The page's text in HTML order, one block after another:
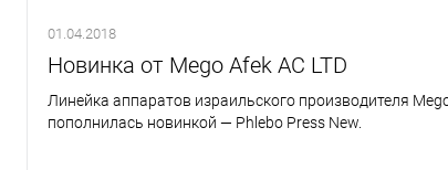
01.04.2018
Новинка от Mego Afek AC LTD
Линейка аппаратов израильского производителя
пополнилась новинкой — Phlebo Press New.